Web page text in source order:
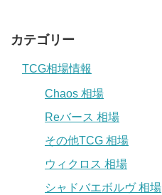
カテゴリー
TCG相場情報
Chaos 相場
Reバース 相場
その他TCG 相場
ウィクロス 相場
シャドバエボルヴ 相場